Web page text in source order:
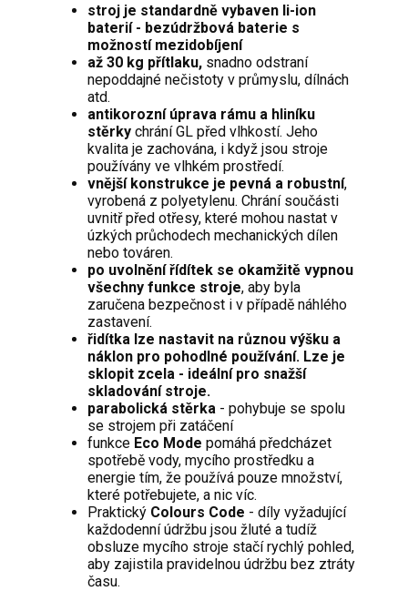
stroj je standardně vybaven li-ion
baterií - bezúdržbová baterie s
možností mezidobíjení
až 30 kg přítlaku, snadno odstraní
nepoddajné nečistoty v průmyslu, dílnách
atd.
antikorozní úprava rámu a hliníku
stěrky chrání GL před vlhkostí. Jeho
kvalita je zachována, i když jsou stroje
používány ve vlhkém prostředí.
vnější konstrukce je pevná a robustní,
vyrobená z polyetylenu. Chrání součásti
uvnitř před otřesy, které mohou nastat v
úzkých průchodech mechanických dílen
nebo továren.
po uvolnění řídítek se okamžitě vypnou
všechny funkce stroje, aby byla
zaručena bezpečnost i v případě náhlého
zastavení.
řidítka lze nastavit na různou výšku a
náklon pro pohodlné používání. Lze je
sklopit zcela - ideální pro snažší
skladování stroje.
parabolická stěrka - pohybuje se spolu
se strojem při zatáčení
funkce Eco Mode pomáhá předcházet
spotřebě vody, mycího prostředku a
energie tím, že používá pouze množství,
které potřebujete, a nic víc.
Praktický Colours Code - díly vyžadující
každodenní údržbu jsou žluté a tudíž
obsluze mycího stroje stačí rychlý pohled,
aby zajistila pravidelnou údržbu bez ztráty
času.